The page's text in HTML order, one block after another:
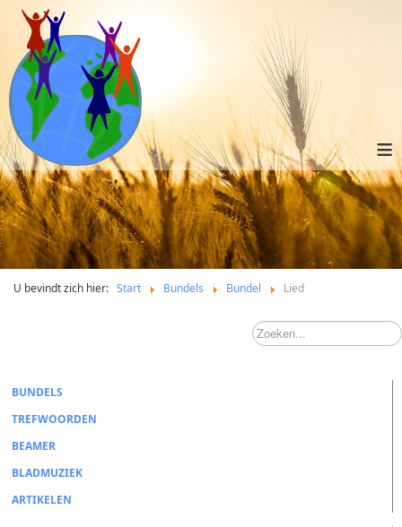
≡
U bevindt zich hier: Start Bundels Bundel Lied
BUNDELS
TREFWOORDEN
BEAMER
BLADMUZIEK
ARTIKELEN